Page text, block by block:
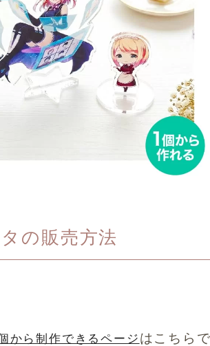
の販売方法
から制作できるページはこちら